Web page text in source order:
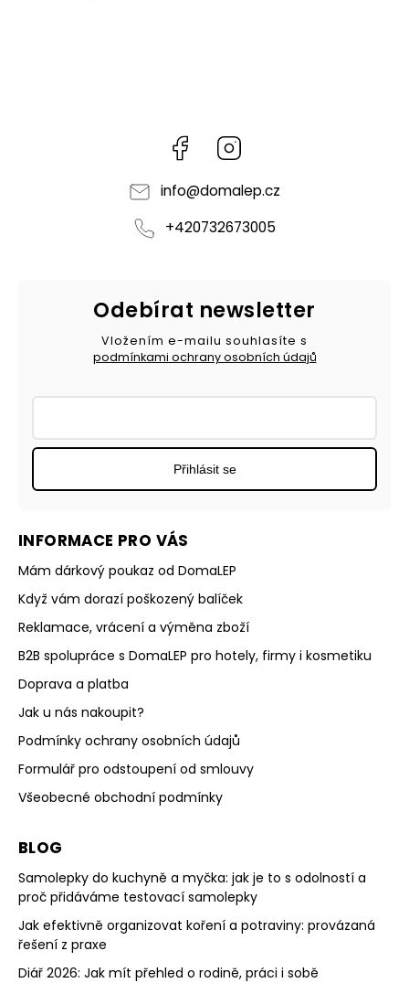
Facebook
info@domalep.cz
+420732673005
INFORMACE PRO VÁS
Mám dárkový poukaz od DomaLEP
Když vám dorazí poškozený balíček
Reklamace, vrácení a výměna zboží
B2B spolupráce s DomaLEP pro hotely, firmy i kosmetiku
Doprava a platba
Jak u nás nakoupit?
Podmínky ochrany osobních údajů
Formulář pro odstoupení od smlouvy
Všeobecné obchodní podmínky
BLOG
Samolepky do kuchyně a myčka: jak je to s odolností a
proč přidáváme testovací samolepky
Jak efektivně organizovat koření a potraviny: provázaná
řešení z praxe
Diář 2026: Jak mít přehled o rodině, práci i sobě
Odebírat newsletter
Vložením e-mailu souhlasíte s
podmínkami ochrany osobních údajů
Přihlásit se